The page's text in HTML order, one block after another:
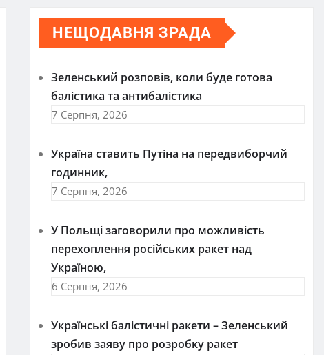
НЕЩОДАВНЯ ЗРАДА
Зеленський розповів, коли буде готова
балістика та антибалістика
7 Серпня, 2026
Україна ставить Путіна на передвиборчий
годинник,
7 Серпня, 2026
У Польщі заговорили про можливість
перехоплення російських ракет над
Україною,
6 Серпня, 2026
Українські балістичні ракети – Зеленський
зробив заяву про розробку ракет